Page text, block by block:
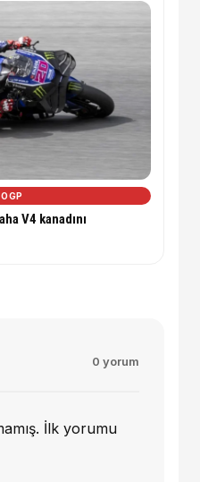
V4 kanadını
0 yorum
İlk yorumu